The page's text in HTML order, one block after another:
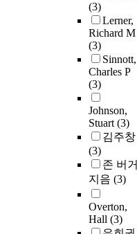
(3)
Lerner,
Richard M
(3)
Sinnott,
Charles P
(3)
Johnson,
Stuart(3)
김주창
(3)
존 버거
지음 (3)
Overton,
Hall (3)